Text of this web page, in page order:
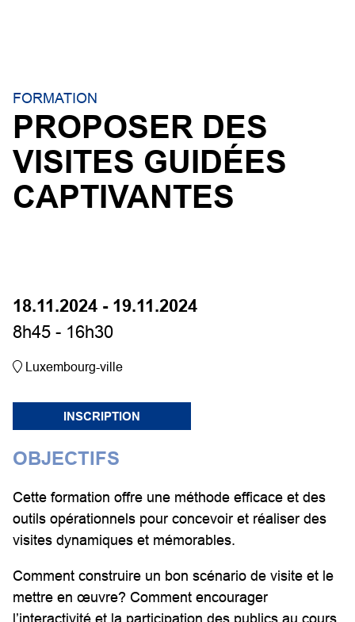
FORMATION
PROPOSER DES
VISITES GUIDÉES
CAPTIVANTES
18.11.2024 - 19.11.2024
8h45 - 16h30
Luxembourg-ville
INSCRIPTION
OBJECTIFS
Cette formation offre une méthode efficace et des
outils opérationnels pour concevoir et réaliser des
visites dynamiques et mémorables.
Comment construire un bon scénario de visite et le
mettre en œuvre? Comment encourager
l’interactivité et la participation des publics au cours